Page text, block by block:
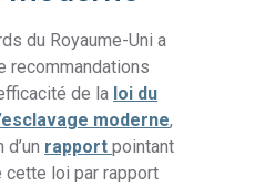
du Royaume-Uni a
recommandations
de la loi du
moderne,
rapportpointant
cette loi par rapport